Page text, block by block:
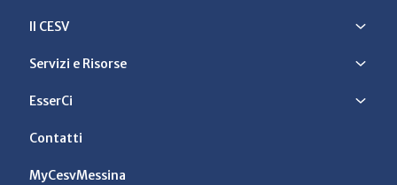
Il CESV
Servizi e Risorse
EsserCi
Contatti
MyCesvMessina